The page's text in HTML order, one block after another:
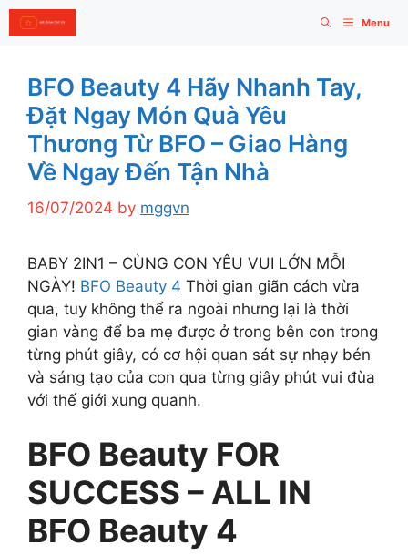
Skip
to
Menu
BFO Beauty 4 Hãy Nhanh Tay,
Đặt Ngay Món Quà Yêu
Thương Từ BFO – Giao Hàng
Về Ngay Đến Tận Nhà
16/07/2024 by mggvn
BABY 2IN1 – CÙNG CON YÊU VUI LỚN MỖI
NGÀY! BFO Beauty 4 Thời gian giãn cách vừa
qua, tuy không thể ra ngoài nhưng lại là thời
gian vàng để ba mẹ được ở trong bên con trong
từng phút giây, có cơ hội quan sát sự nhạy bén
và sáng tạo của con qua từng giây phút vui đùa
với thế giới xung quanh.
BFO Beauty FOR
SUCCESS – ALL IN
BFO Beauty 4